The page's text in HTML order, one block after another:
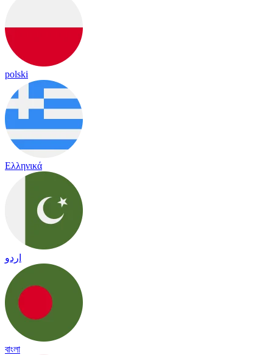
polski
Ελληνικά
اردو
বাংলা